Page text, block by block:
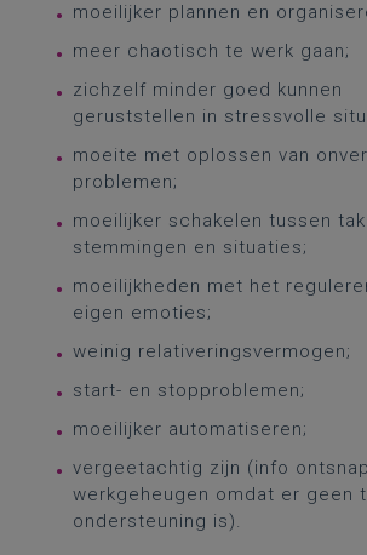
moeilijker plannen en
meer chaotisch te werk gaan;
zichzelf minder goed kunnen
geruststellen in stressvolle
moeite met oplossen van
problemen;
moeilijker schakelen tussen
stemmingen en situaties;
moeilijkheden met het
eigen emoties;
weinig relativeringsvermogen;
start- en stopproblemen;
moeilijker automatiseren;
vergeetachtig zijn (info
werkgeheugen omdat er geen
ondersteuning is).